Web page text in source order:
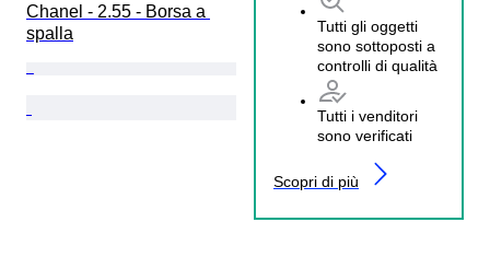
Chanel - 2.55 - Borsa a
spalla
Tutti gli oggetti
sono sottoposti a
controlli di qualità
Tutti i venditori
sono verificati
Scopri di più